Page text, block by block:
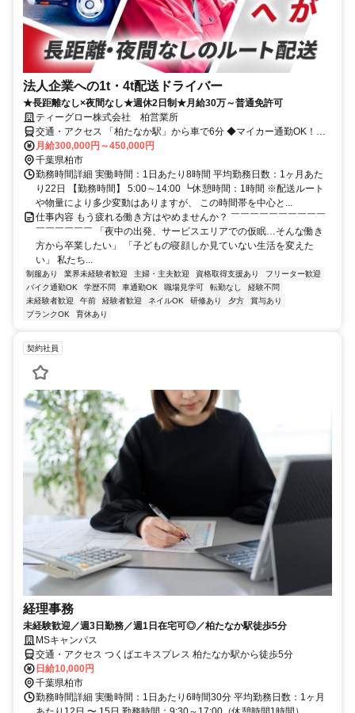
法人企業への1t・4t配送ドライバー
★長距離なし×夜間なし★週休2日制★月給30万～普通免許可
ティーグロー株式会社 柏営業所
交通・アクセス 「柏たなか駅」から車で6分 ◆マイカー通勤OK！駐
車場完備
月給300,000円～450,000円
千葉県柏市
勤務時間詳細 実働時間：1日あたり8時間 平均勤務日数：1ヶ月あた
り22日 【勤務時間】 5:00～14:00 ┗休憩時間：1時間 ※配送ルート
や物量により多少変動はありますが、 この時間帯を中心と...
仕事内容 もう疲れる働き方はやめませんか？ ￣￣￣￣￣￣￣￣￣￣
￣￣￣￣￣￣ 「夜中の出発、サービスエリアでの仮眠…そんな働き
方から卒業したい」 「子どもの寝顔しか見ていない生活を変えた
い」 私たち...
制服あり 業界未経験者歓迎 主婦・主夫歓迎 資格取得支援あり
フリーター歓迎
バイク通勤OK
学歴不問 車通勤OK 職場見学可 転勤なし
経験不問
未経験者歓迎
午前 経験者歓迎 ネイルOK 研修あり 夕方
賞与あり
ブランクOK
育休あり
契約社員
経理事務
未経験歓迎／週3日勤務／週1日在宅可◎／柏たなか駅徒歩5分
MSキャンパス
交通・アクセス つくばエキスプレス 柏たなか駅から徒歩5分
日給10,000円
千葉県柏市
勤務時間詳細 実働時間：1日あたり6時間30分 平均勤務日数：1ヶ月